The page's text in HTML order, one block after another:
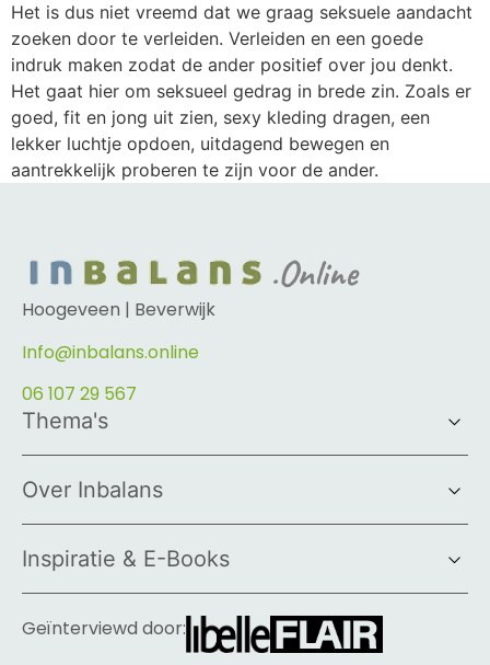
Het is dus niet vreemd dat we graag seksuele aandacht
zoeken door te verleiden. Verleiden en een goede
indruk maken zodat de ander positief over jou denkt.
Het gaat hier om seksueel gedrag in brede zin. Zoals er
goed, fit en jong uit zien, sexy kleding dragen, een
lekker luchtje opdoen, uitdagend bewegen en
aantrekkelijk proberen te zijn voor de ander.
Hoogeveen | Beverwijk
Info@inbalans.online
06 107 29 567
Thema's
Over Inbalans
Inspiratie & E-Books
Geïnterviewd door: